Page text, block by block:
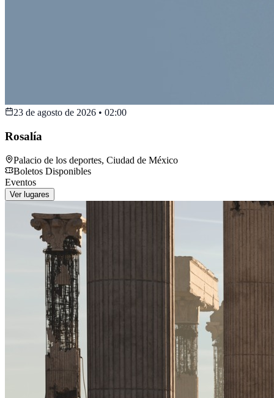
23 de agosto de 2026 • 02:00
Rosalía
Palacio de los deportes, Ciudad de México
Boletos Disponibles
Eventos
Ver lugares